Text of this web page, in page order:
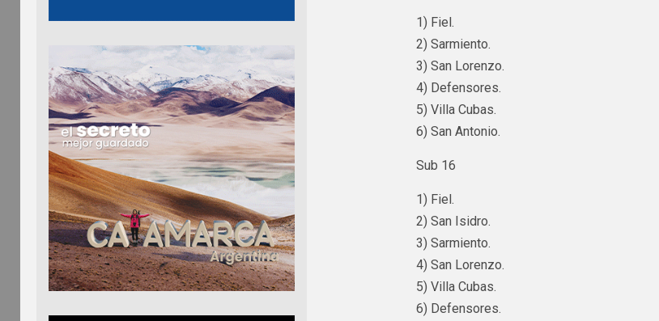
1) Fiel.
2) Sarmiento.
3) San Lorenzo.
4) Defensores.
5) Villa Cubas.
6) San Antonio.
Sub 16
1) Fiel.
2) San Isidro.
3) Sarmiento.
4) San Lorenzo.
5) Villa Cubas.
6) Defensores.